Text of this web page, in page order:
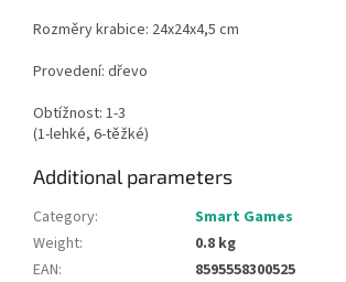
Rozměry krabice: 24x24x4,5 cm
Provedení: dřevo
Obtížnost: 1-3
(1-lehké, 6-těžké)
Additional parameters
Category:
Smart Games
Weight:
0.8 kg
EAN:
8595558300525